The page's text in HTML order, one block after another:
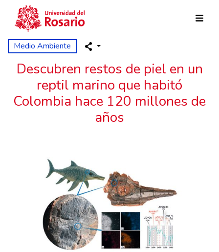
Pasar al contenido principal
Medio Ambiente
Descubren restos de piel en un
reptil marino que habitó
Colombia hace 120 millones de
años